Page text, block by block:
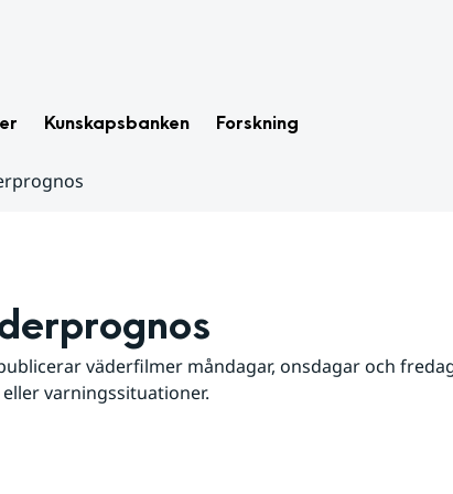
Kunskapsbanken Forskning
väderfilmer måndagar, onsdagar och
varningssituationer.